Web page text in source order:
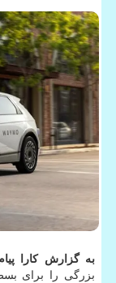
به گزارش کارا
بزرگی را برای